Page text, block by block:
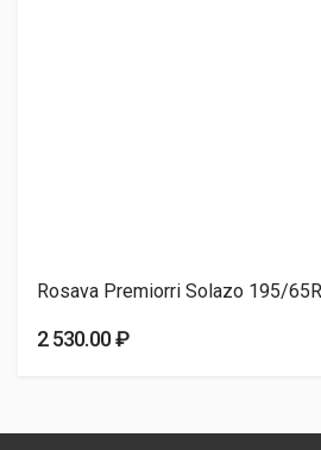
НШЗ Кама-365 (НК-241)
НШЗ Кама Breeze (НК-132)
Rosava Premiorri Solazo 195/
2 530.00 ₽